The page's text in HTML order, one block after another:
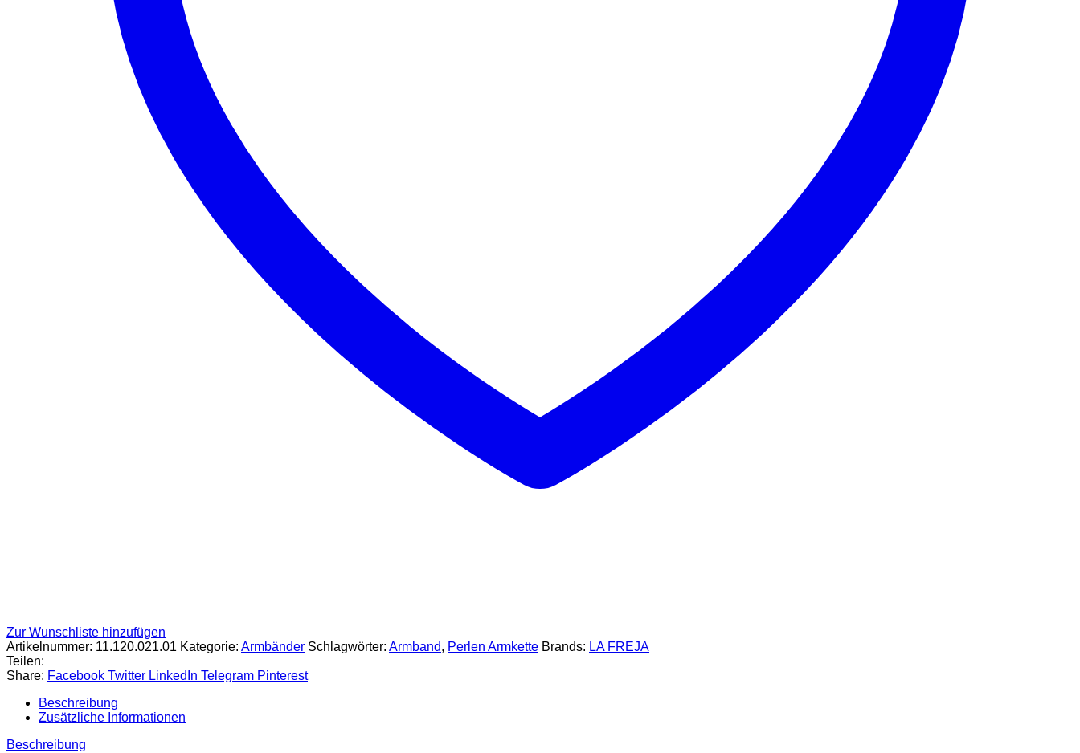
Zur Wunschliste hinzufügen
Artikelnummer: 11.120.021.01 Kategorie: Armbänder Schlagwörter: Armband, Perlen Armkette Brands: LA FREJA
Teilen:
Share: Facebook Twitter LinkedIn Telegram Pinterest
Beschreibung
Zusätzliche Informationen
Beschreibung